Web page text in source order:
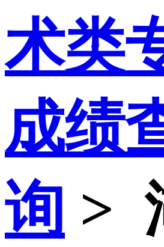
术类
成绩
询 >